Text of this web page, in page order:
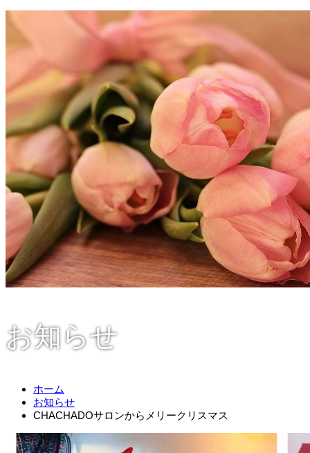
お知らせ
ホーム
お知らせ
CHACHADOサロンからメリークリスマス